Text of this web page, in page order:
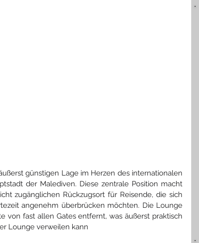
günstigen Lage im Herzen des internationalen
der Malediven. Diese zentrale Position macht
zugänglichen Rückzugsort für Reisende, die sich
angenehm überbrücken möchten. Die Lounge
von fast allen Gates entfernt, was äußerst praktisch
Lounge verweilen kann